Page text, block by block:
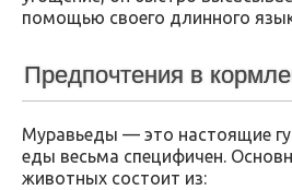
помощью своего длинного
Предпочтения в
Муравьеды — это настоящие
еды весьма специфичен.
животных состоит из: